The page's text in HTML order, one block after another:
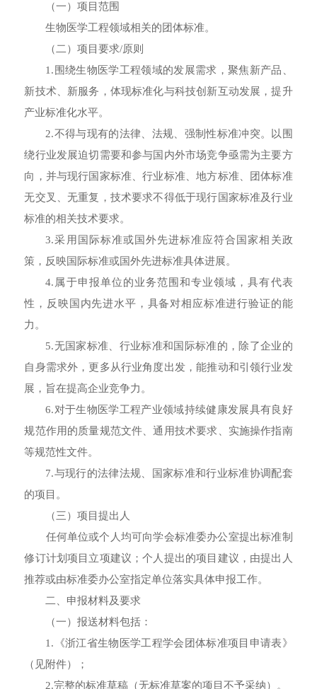
（一）项目范围
生物医学工程领域相关的团体标准。
（二）项目要求/原则
1.围绕生物医学工程领域的发展需求，聚焦新产品、
新技术、新服务，体现标准化与科技创新互动发展，提升
产业标准化水平。
2.不得与现有的法律、法规、强制性标准冲突。以围
绕行业发展迫切需要和参与国内外市场竞争亟需为主要方
向，并与现行国家标准、行业标准、地方标准、团体标准
无交叉、无重复，技术要求不得低于现行国家标准及行业
标准的相关技术要求。
3.采用国际标准或国外先进标准应符合国家相关政
策，反映国际标准或国外先进标准具体进展。
4.属于申报单位的业务范围和专业领域，具有代表
性，反映国内先进水平，具备对相应标准进行验证的能
力。
5.无国家标准、行业标准和国际标准的，除了企业的
自身需求外，更多从行业角度出发，能推动和引领行业发
展，旨在提高企业竞争力。
6.对于生物医学工程产业领域持续健康发展具有良好
规范作用的质量规范文件、通用技术要求、实施操作指南
等规范性文件。
7.与现行的法律法规、国家标准和行业标准协调配套
的项目。
（三）项目提出人
任何单位或个人均可向学会标准委办公室提出标准制
修订计划项目立项建议；个人提出的项目建议，由提出人
推荐或由标准委办公室指定单位落实具体申报工作。
二、申报材料及要求
（一）报送材料包括：
1.《浙江省生物医学工程学会团体标准项目申请表》
（见附件）；
2.完整的标准草稿（无标准草案的项目不予采纳）。